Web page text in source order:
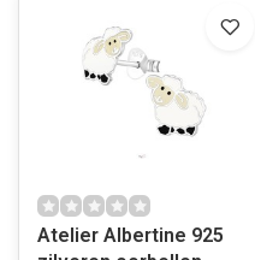
Atelier Albertine 925